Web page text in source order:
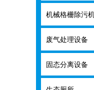
机械格栅除污
废气处理设备
固态分离设备